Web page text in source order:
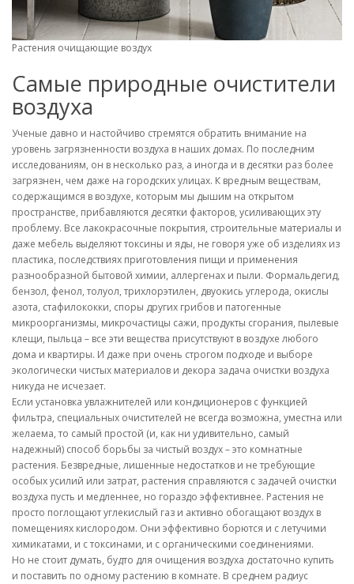
Растения очищающие воздух
Самые природные очистители
воздуха
Ученые давно и настойчиво стремятся обратить внимание на
уровень загрязненности воздуха в наших домах. По последним
исследованиям, он в несколько раз, а иногда и в десятки раз более
загрязнен, чем даже на городских улицах. К вредным веществам,
содержащимся в воздухе, которым мы дышим на открытом
пространстве, прибавляются десятки факторов, усиливающих эту
проблему. Все лакокрасочные покрытия, строительные материалы и
даже мебель выделяют токсины и яды, не говоря уже об изделиях из
пластика, последствиях приготовления пищи и применения
разнообразной бытовой химии, аллергенах и пыли. Формальдегид,
бензол, фенол, толуол, трихлорэтилен, двуокись углерода, окислы
азота, стафилококки, споры других грибов и патогенные
микроорганизмы, микрочастицы сажи, продукты сгорания, пылевые
клещи, пыльца – все эти вещества присутствуют в воздухе любого
дома и квартиры. И даже при очень строгом подходе и выборе
экологически чистых материалов и декора задача очистки воздуха
никуда не исчезает.
Если установка увлажнителей или кондиционеров с функцией
фильтра, специальных очистителей не всегда возможна, уместна или
желаема, то самый простой (и, как ни удивительно, самый
надежный) способ борьбы за чистый воздух – это комнатные
растения. Безвредные, лишенные недостатков и не требующие
особых усилий или затрат, растения справляются с задачей очистки
воздуха пусть и медленнее, но гораздо эффективнее. Растения не
просто поглощают углекислый газ и активно обогащают воздух в
помещениях кислородом. Они эффективно борются и с летучими
химикатами, и с токсинами, и с органическими соединениями.
Но не стоит думать, будто для очищения воздуха достаточно купить
и поставить по одному растению в комнате. В среднем радиус